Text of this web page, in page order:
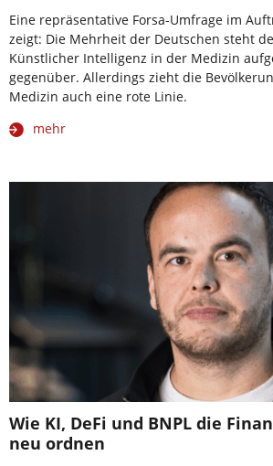
Eine repräsentative Forsa-Umfrage im
zeigt: Die Mehrheit der Deutschen steht
Künstlicher Intelligenz in der Medizin
gegenüber. Allerdings zieht die
Medizin auch eine rote Linie.
mehr
Wie KI, DeFi und BNPL die
neu ordnen